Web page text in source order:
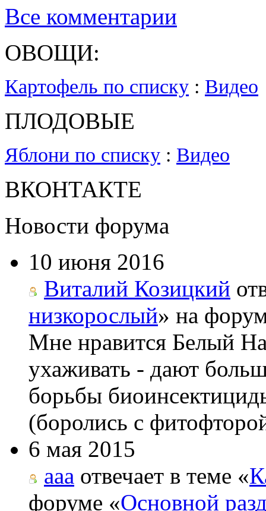
Все комментарии
ОВОЩИ:
Картофель по списку : Видео
ПЛОДОВЫЕ
Яблони по списку : Видео
ВКОНТАКТЕ
Новости форума
10 июня 2016
Виталий Козицкий
низкорослый» на
Мне нравится Белый
ухаживать - дают
борьбы
(боролись с
6 мая 2015
aaa отвечает в теме «
форуме «Основной